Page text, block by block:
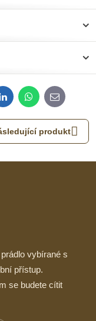
LinkedInWhatsApp
E-
mail
produkt
vybírané s
přístup.
se budete cítit